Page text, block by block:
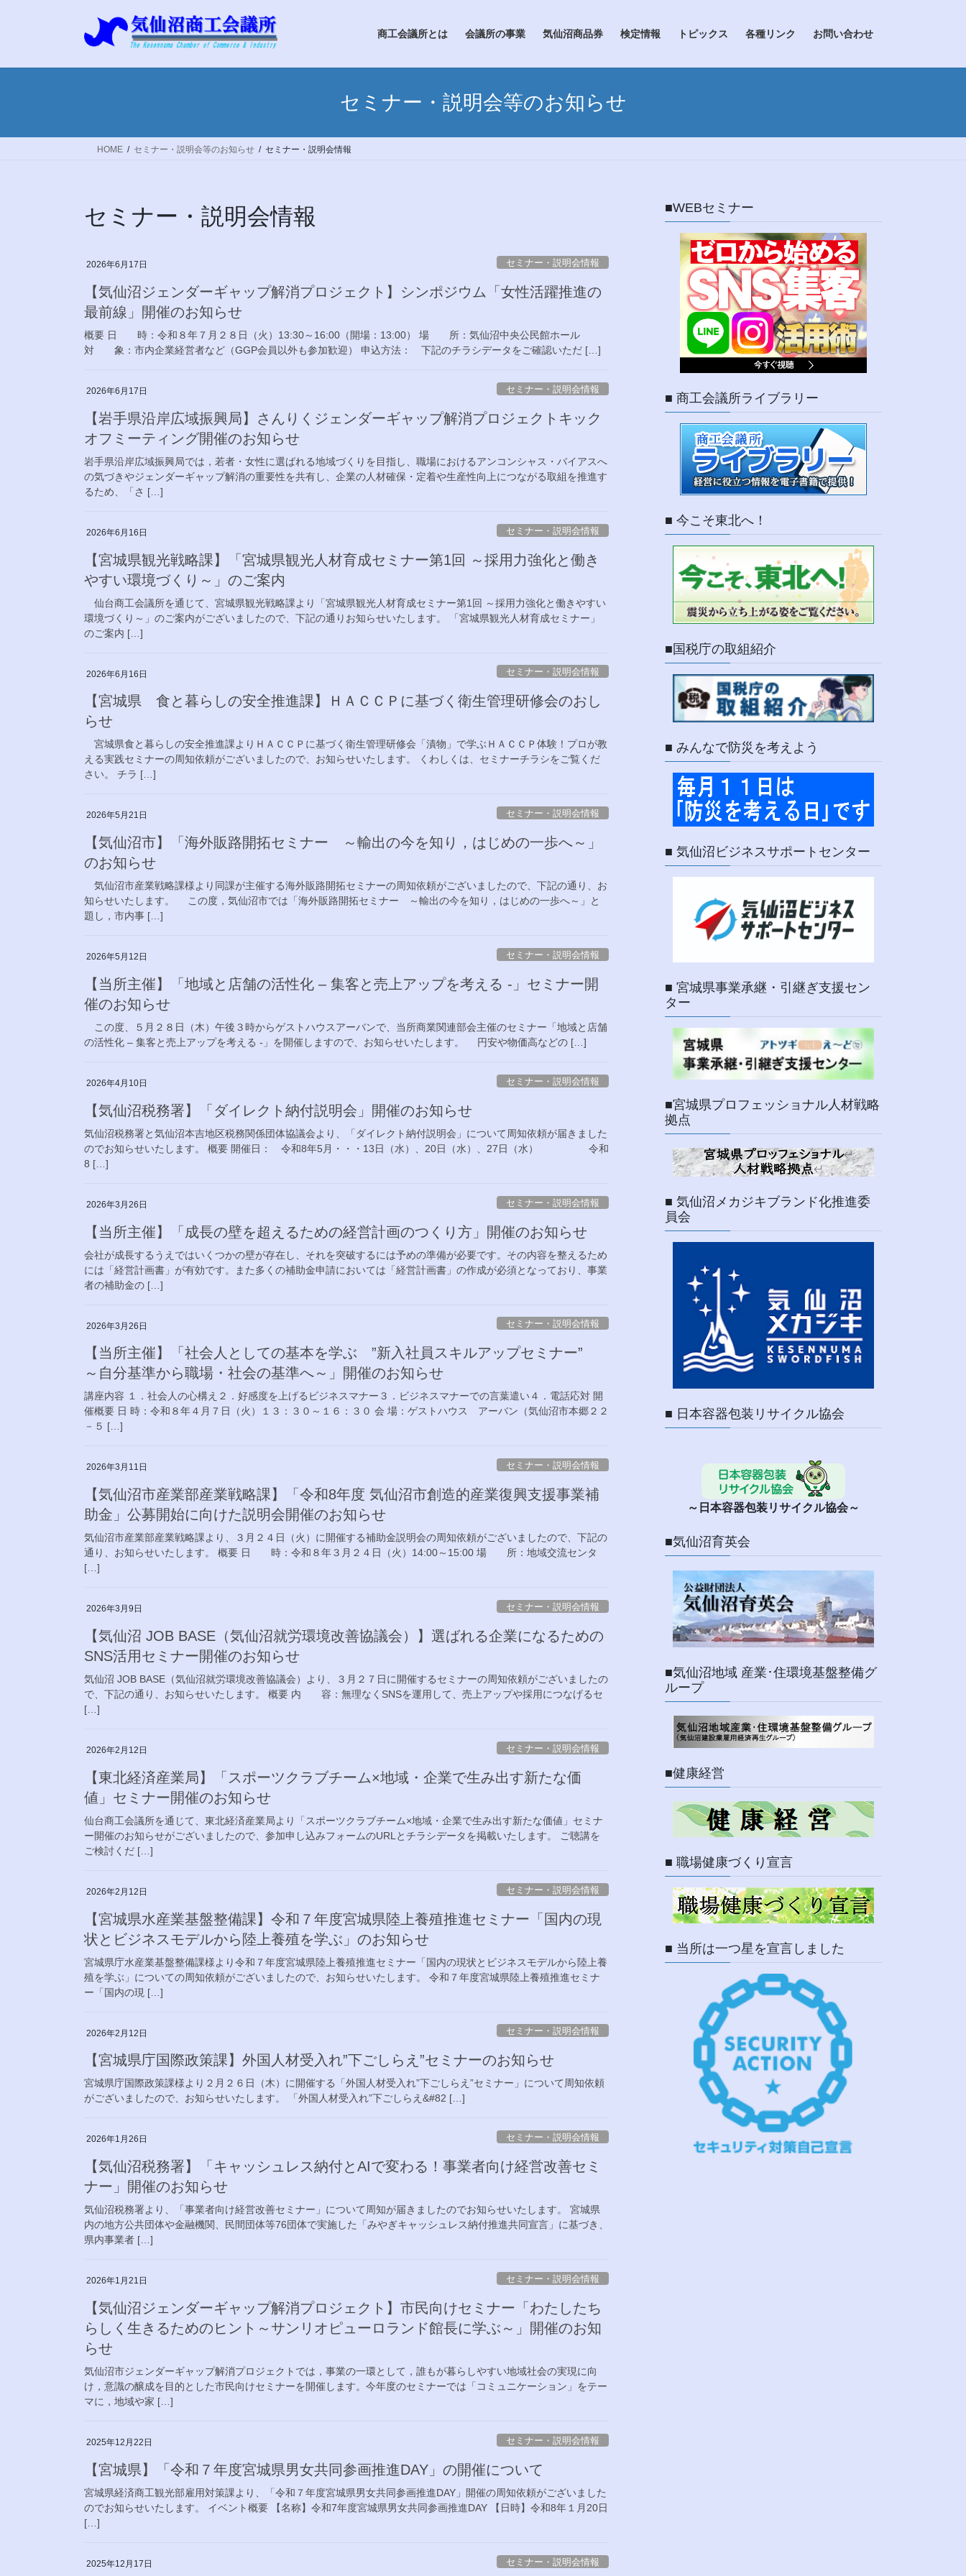
商工会議所とは 会議所の事業 気仙沼商品券 検定情報 トピックス 各種リンク お問い合わせ
セミナー・説明会等のお知らせ
HOME セミナー・説明会等のお知らせ セミナー・説明会情報
セミナー・説明会情報
2026年6月17日 セミナー・説明会情報
【気仙沼ジェンダーギャップ解消プロジェクト】シンポジウム「女性活躍推進の
最前線」開催のお知らせ
概要 日 時：令和８年７月２８日（火）13:30～16:00（開場：13:00） 場 所：気仙沼中央公民館ホール
対 象：市内企業経営者など（GGP会員以外も参加歓迎） 申込方法： 下記のチラシデータをご確認いただ […]
2026年6月17日 セミナー・説明会情報
【岩手県沿岸広域振興局】さんりくジェンダーギャップ解消プロジェクトキック
オフミーティング開催のお知らせ
岩手県沿岸広域振興局では，若者・女性に選ばれる地域づくりを目指し、職場におけるアンコンシャス・バイアスへ
の気づきやジェンダーギャップ解消の重要性を共有し、企業の人材確保・定着や生産性向上につながる取組を推進す
るため、「さ […]
2026年6月16日 セミナー・説明会情報
【宮城県観光戦略課】「宮城県観光人材育成セミナー第1回 ～採用力強化と働き
やすい環境づくり～」のご案内
仙台商工会議所を通じて、宮城県観光戦略課より「宮城県観光人材育成セミナー第1回 ～採用力強化と働きやすい
環境づくり～」のご案内がございましたので、下記の通りお知らせいたします。 「宮城県観光人材育成セミナー」
のご案内 […]
2026年6月16日 セミナー・説明会情報
【宮城県 食と暮らしの安全推進課】ＨＡＣＣＰに基づく衛生管理研修会のおし
らせ
宮城県食と暮らしの安全推進課よりＨＡＣＣＰに基づく衛生管理研修会「漬物」で学ぶＨＡＣＣＰ体験！プロが教
える実践セミナーの周知依頼がございましたので、お知らせいたします。 くわしくは、セミナーチラシをご覧くだ
さい。 チラ […]
2026年5月21日 セミナー・説明会情報
【気仙沼市】「海外販路開拓セミナー ～輸出の今を知り，はじめの一歩へ～」
のお知らせ
気仙沼市産業戦略課様より同課が主催する海外販路開拓セミナーの周知依頼がございましたので、下記の通り、お
知らせいたします。 この度，気仙沼市では「海外販路開拓セミナー ～輸出の今を知り，はじめの一歩へ～」と
題し，市内事 […]
2026年5月12日 セミナー・説明会情報
【当所主催】「地域と店舗の活性化 – 集客と売上アップを考える -」セミナー開
催のお知らせ
この度、５月２８日（木）午後３時からゲストハウスアーバンで、当所商業関連部会主催のセミナー「地域と店舗
の活性化 – 集客と売上アップを考える -」を開催しますので、お知らせいたします。 円安や物価高などの […]
2026年4月10日 セミナー・説明会情報
【気仙沼税務署】「ダイレクト納付説明会」開催のお知らせ
気仙沼税務署と気仙沼本吉地区税務関係団体協議会より、「ダイレクト納付説明会」について周知依頼が届きました
のでお知らせいたします。 概要 開催日： 令和8年5月・・・13日（水）、20日（水）、27日（水） 令和
8 […]
2026年3月26日 セミナー・説明会情報
【当所主催】「成長の壁を超えるための経営計画のつくり方」開催のお知らせ
会社が成長するうえではいくつかの壁が存在し、それを突破するには予めの準備が必要です。その内容を整えるため
には「経営計画書」が有効です。また多くの補助金申請においては「経営計画書」の作成が必須となっており、事業
者の補助⾦の […]
2026年3月26日 セミナー・説明会情報
【当所主催】「社会人としての基本を学ぶ ”新入社員スキルアップセミナー”
～自分基準から職場・社会の基準へ～」開催のお知らせ
講座内容 １．社会人の心構え２．好感度を上げるビジネスマナー３．ビジネスマナーでの言葉遣い４．電話応対 開
催概要 日 時：令和８年４月７日（火）１３：３０～１６：３０ 会 場：ゲストハウス アーバン（気仙沼市本郷２２
－５ […]
2026年3月11日 セミナー・説明会情報
【気仙沼市産業部産業戦略課】「令和8年度 気仙沼市創造的産業復興支援事業補
助金」公募開始に向けた説明会開催のお知らせ
気仙沼市産業部産業戦略課より、３月２４日（火）に開催する補助金説明会の周知依頼がございましたので、下記の
通り、お知らせいたします。 概要 日 時：令和８年３月２４日（火）14:00～15:00 場 所：地域交流センタ
[…]
2026年3月9日 セミナー・説明会情報
【気仙沼 JOB BASE（気仙沼就労環境改善協議会）】選ばれる企業になるための
SNS活用セミナー開催のお知らせ
気仙沼 JOB BASE（気仙沼就労環境改善協議会）より、３月２７日に開催するセミナーの周知依頼がございましたの
で、下記の通り、お知らせいたします。 概要 内 容：無理なくSNSを運用して、売上アップや採用につなげるセ
[…]
2026年2月12日 セミナー・説明会情報
【東北経済産業局】「スポーツクラブチーム×地域・企業で生み出す新たな価
値」セミナー開催のお知らせ
仙台商工会議所を通じて、東北経済産業局より「スポーツクラブチーム×地域・企業で生み出す新たな価値」セミナ
ー開催のお知らせがございましたので、参加申し込みフォームのURLとチラシデータを掲載いたします。 ご聴講を
ご検討くだ […]
2026年2月12日 セミナー・説明会情報
【宮城県水産業基盤整備課】令和７年度宮城県陸上養殖推進セミナー「国内の現
状とビジネスモデルから陸上養殖を学ぶ」のお知らせ
宮城県庁水産業基盤整備課様より令和７年度宮城県陸上養殖推進セミナー「国内の現状とビジネスモデルから陸上養
殖を学ぶ」についての周知依頼がございましたので、お知らせいたします。 令和７年度宮城県陸上養殖推進セミナ
ー「国内の現 […]
2026年2月12日 セミナー・説明会情報
【宮城県庁国際政策課】外国人材受入れ”下ごしらえ”セミナーのお知らせ
宮城県庁国際政策課様より２月２６日（木）に開催する「外国人材受入れ”下ごしらえ”セミナー」について周知依頼
がございましたので、お知らせいたします。 「外国人材受入れ”下ごしらえ&#82 […]
2026年1月26日 セミナー・説明会情報
【気仙沼税務署】「キャッシュレス納付とAIで変わる！事業者向け経営改善セミ
ナー」開催のお知らせ
気仙沼税務署より、「事業者向け経営改善セミナー」について周知が届きましたのでお知らせいたします。 宮城県
内の地方公共団体や金融機関、民間団体等76団体で実施した「みやぎキャッシュレス納付推進共同宣言」に基づき、
県内事業者 […]
2026年1月21日 セミナー・説明会情報
【気仙沼ジェンダーギャップ解消プロジェクト】市民向けセミナー「わたしたち
らしく生きるためのヒント～サンリオピューロランド館長に学ぶ～」開催のお知
らせ
気仙沼市ジェンダーギャップ解消プロジェクトでは，事業の一環として，誰もが暮らしやすい地域社会の実現に向
け，意識の醸成を目的とした市民向けセミナーを開催します。今年度のセミナーでは「コミュニケーション」をテー
マに，地域や家 […]
2025年12月22日 セミナー・説明会情報
【宮城県】「令和７年度宮城県男女共同参画推進DAY」の開催について
宮城県経済商工観光部雇用対策課より、「令和７年度宮城県男女共同参画推進DAY」開催の周知依頼がございました
のでお知らせいたします。 イベント概要 【名称】令和7年度宮城県男女共同参画推進DAY 【日時】令和8年１月20日
[…]
2025年12月17日 セミナー・説明会情報
■WEBセミナー
■ 商工会議所ライブラリー
■ 今こそ東北へ！
■国税庁の取組紹介
■ みんなで防災を考えよう
■ 気仙沼ビジネスサポートセンター
■ 宮城県事業承継・引継ぎ支援セン
ター
■宮城県プロフェッショナル人材戦略
拠点
■ 気仙沼メカジキブランド化推進委
員会
■ 日本容器包装リサイクル協会
～日本容器包装リサイクル協会～
■気仙沼育英会
■気仙沼地域 産業･住環境基盤整備グ
ループ
■健康経営
■ 職場健康づくり宣言
■ 当所は一つ星を宣言しました